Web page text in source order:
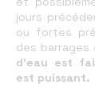
jours
ou fortes
des barrages
d'eau est
est puissant.